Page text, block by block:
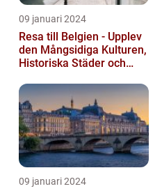
09 januari 2024
Resa till Belgien - Upplev
den Mångsidiga Kulturen,
Historiska Städer och
09 januari 2024